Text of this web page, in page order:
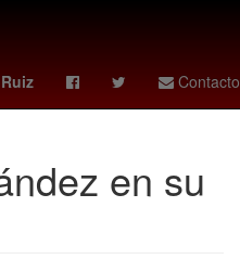
Contacto
en su